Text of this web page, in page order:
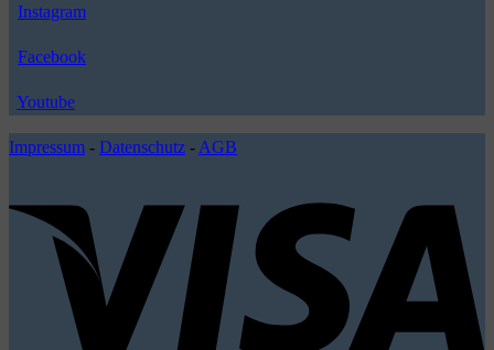
Instagram
Facebook
Youtube
Impressum - Datenschutz - AGB